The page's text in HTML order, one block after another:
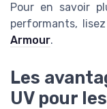
Pour en savoir
performants,
Armour.
Les
UV pour